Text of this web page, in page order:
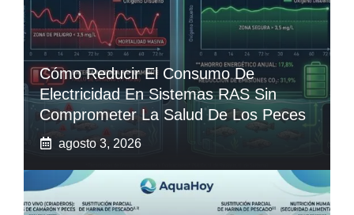
Cómo Reducir El Consumo De
Electricidad En Sistemas RAS Sin
Comprometer La Salud De Los Peces
agosto 3, 2026